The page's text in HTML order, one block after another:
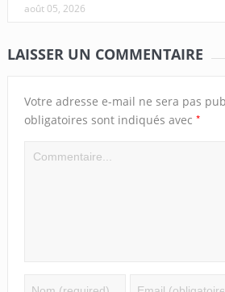
août 05, 2026
LAISSER UN COMMENTAIRE
Votre adresse e-mail ne sera pas
obligatoires sont indiqués avec *